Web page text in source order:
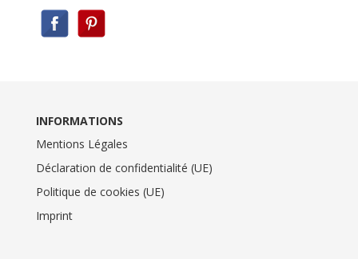
INFORMATIONS
Mentions Légales
Déclaration de confidentialité (UE)
Politique de cookies (UE)
Imprint